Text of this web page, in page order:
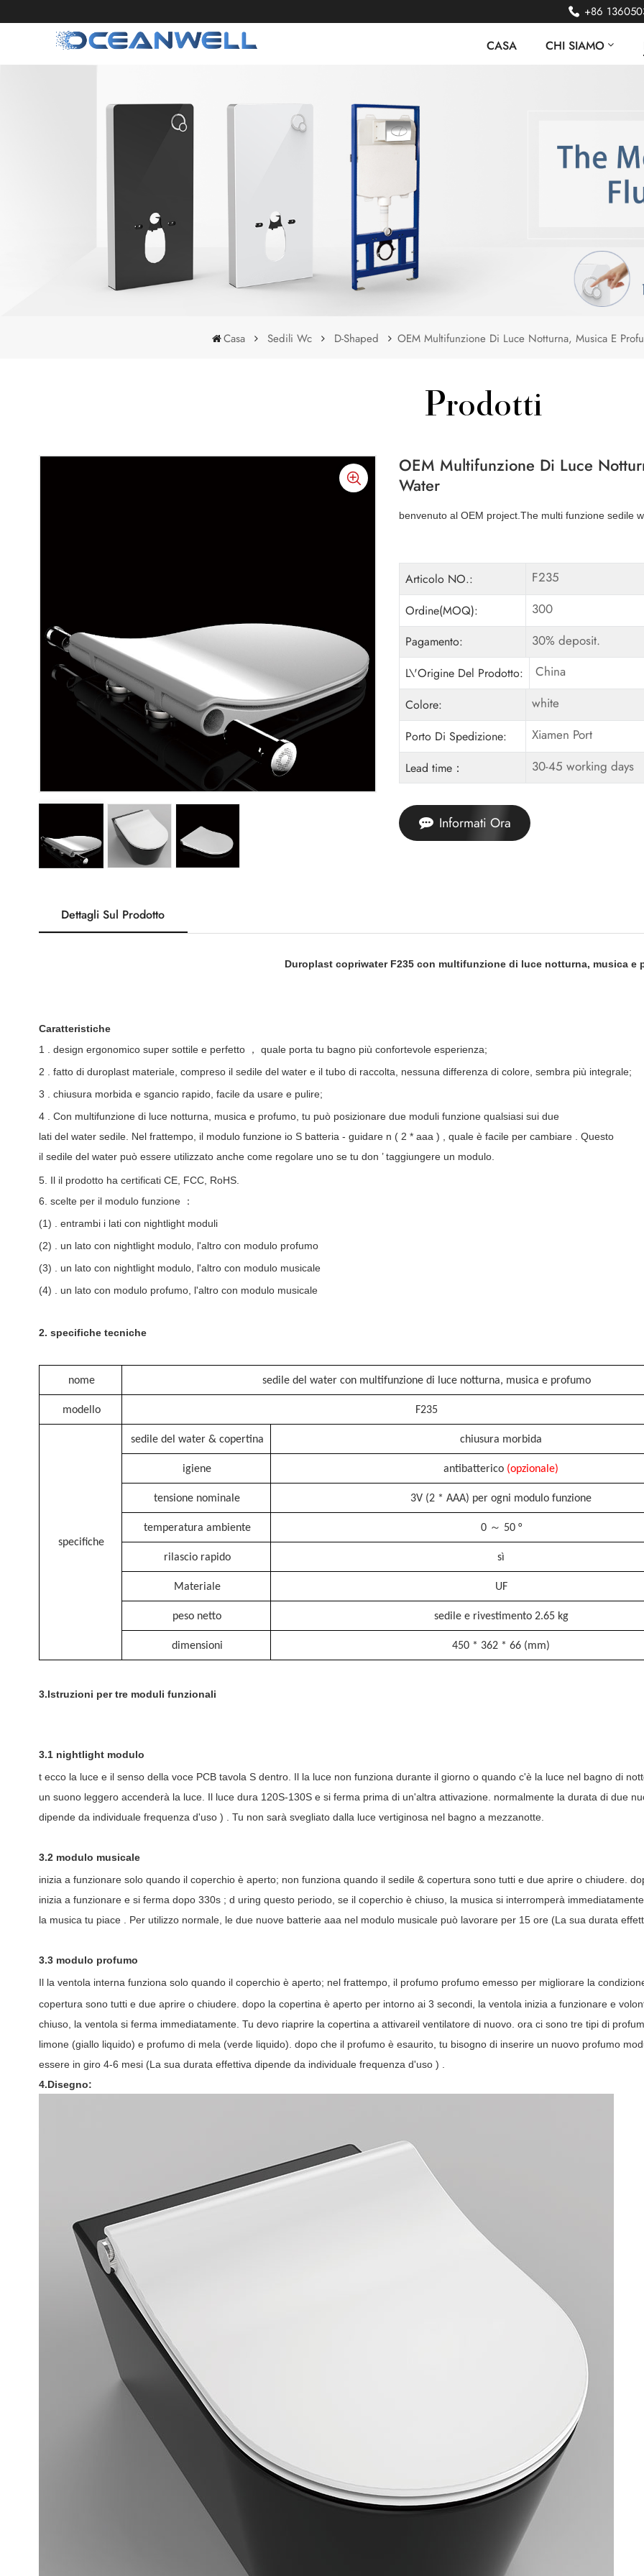
+86
CASA CHI SIAMO
Casa Sedili Wc D-Shaped OEM Multifunzione Di Luce Notturna, Musica E
Prodotti
OEM Multifunzione Di Luce
Water
benvenuto al OEM project.The multi funzione sedile
Articolo NO.: F235
Ordine(MOQ): 300
Pagamento: 30% deposit.
L\'Origine Del Prodotto: China
Colore: white
Porto Di Spedizione: Xiamen Port
Lead time： 30-45 working days
Informati Ora
Dettagli Sul Prodotto
Duroplast copriwater F235 con multifunzione di luce notturna, musica e
Caratteristiche
1
design ergonomico super sottile e perfetto， quale porta tu bagno più confortevole esperienza;
2
fatto di duroplast materiale, compreso il sedile del water e il tubo di raccolta, nessuna differenza di colore, sembra più integrale;
3
chiusura morbida e sgancio rapido, facile da usare e pulire;
4. Con multifunzione di luce notturna, musica e profumo, tu può posizionare due moduli funzione qualsiasi sui due
lati del water sedile. Nel frattempo, il modulo funzioneioSbatteria - guidaren ( 2 * aaa ) quale èfacileper cambiare. Questo
il sedile del water può essere utilizzato anche comeregolare uno se tu don ’taggiungere un modulo.
5. Il il prodotto ha certificati CE, FCC, RoHS.
6. scelte per il modulo funzione：
(1)
entrambi i lati con nightlight moduli
(2)
un lato con nightlight modulo, l'altro con modulo profumo
(3)
un lato con nightlight modulo, l'altro con modulo musicale
(4)
un lato con modulo profumo, l'altro con modulo musicale
2. specifiche tecniche
nome sedile del water con multifunzione di luce notturna, musica e profumo
modello F235
specifiche
sedile del water & copertina chiusura morbida
igiene antibatterico (opzionale)
tensione nominale 3V (2 *AAA) per ogni modulo funzione
temperatura ambiente 0～ 50 °
rilascio rapido sì
Materiale UF
peso netto sedile e rivestimento 2.65 kg
dimensioni 450 * 362 * 66 (mm)
3.Istruzioni per tre moduli funzionali
3.1 nightlight modulo
tecco la luce e il senso della voce PCB tavola Sdentro. Il la luce non funziona durante il giorno oquando c'è la luce nel bagnodi
un suono leggero accenderà la luce. Il luce dura 120S-130S e si ferma prima di un'altra attivazione. normalmente la durata di due
dipende da individualefrequenza d'uso) . Tu non sarà svegliato dalla luce vertiginosa nel bagno a mezzanotte.
3.2 modulo musicale
inizia a funzionare solo quando il coperchio è aperto; non funziona quando il sedile & copertura sonotutti e due aprire o chiudere.
inizia a funzionare e si ferma dopo330s ; d uring questo periodo, se il coperchio è chiuso, la musica si interromperà
la musica tu piace. Per utilizzo normale, le due nuove batterie aaa nel modulo musicalepuò lavorare per 15 ore(La sua durata
3.3 modulo profumo
Il la ventola interna funziona solo quando il coperchio è aperto; nel frattempo, ilprofumoprofumoemessoper migliorare la
copertura sonotutti e dueaprire o chiudere. dopo la copertina è aperto perintorno ai 3 secondi, la ventola inizia a funzionare e
chiuso, la ventola si ferma immediatamente. Tu devo riaprire la copertina a attivareil ventilatore di nuovo. ora ci sono tre tipi di
limone (giallo liquido) e profumo di mela (verde liquido). dopo che il profumo è esaurito, tu bisogno diinserire un nuovo profumo
essere in giro4-6 mesi(La sua durata effettiva dipende da individualefrequenza d'uso)
4.Disegno: